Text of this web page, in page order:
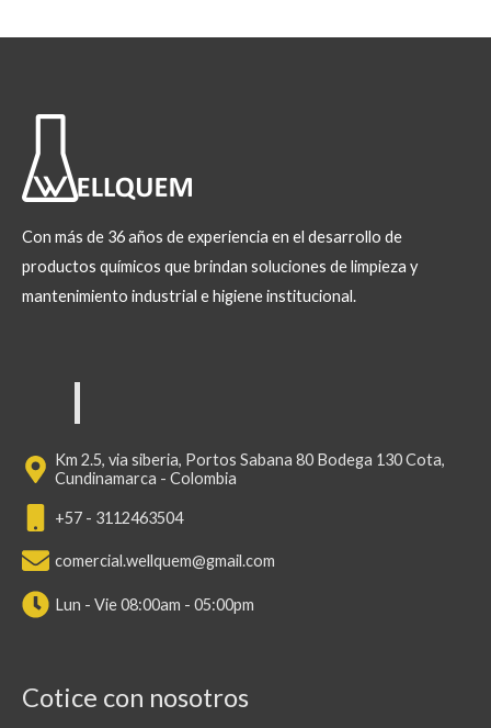
Con más de 36 años de experiencia en el desarrollo de
productos químicos que brindan soluciones de limpieza y
mantenimiento industrial e higiene institucional.
Km 2.5, via siberia, Portos Sabana 80 Bodega 130 Cota,
Cundinamarca - Colombia
+57 - 3112463504
comercial.wellquem@gmail.com
Lun - Vie 08:00am - 05:00pm
Cotice con nosotros